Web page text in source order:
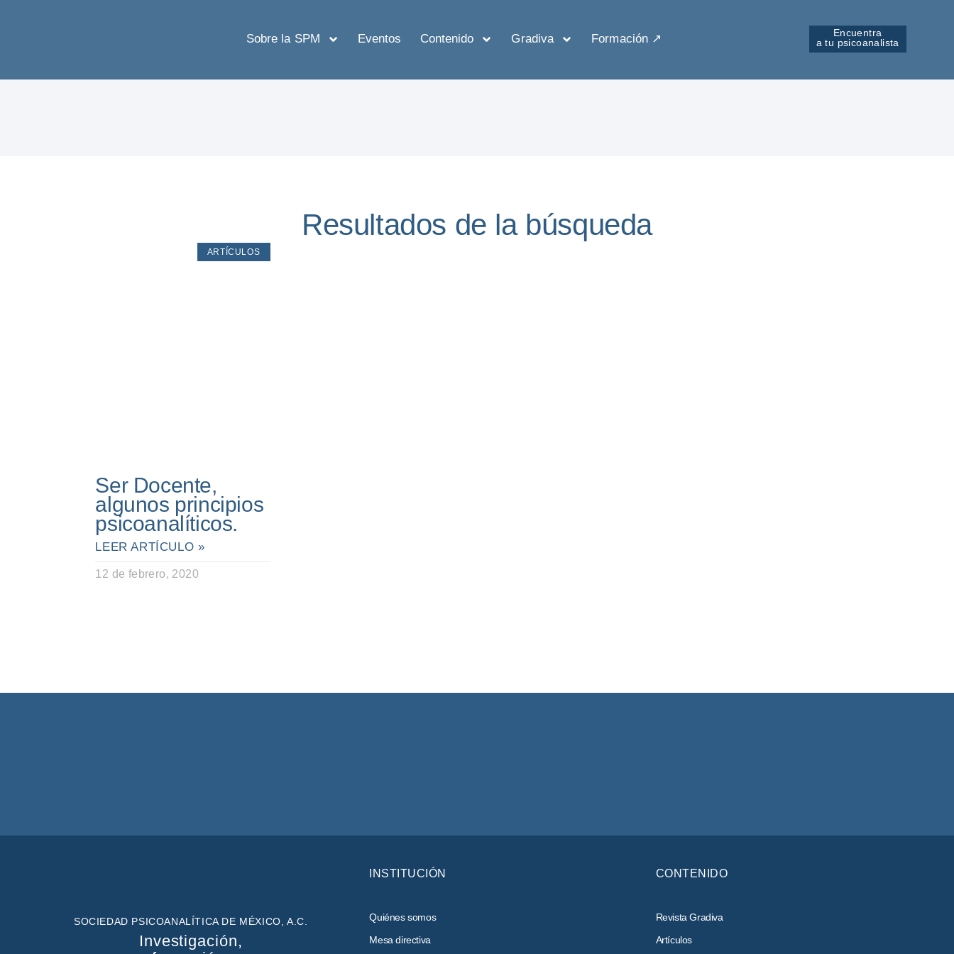
Sobre la SPM Eventos Contenido Gradiva Formación ↗︎
Encuentra
a tu psicoanalista
Resultados de la búsqueda
ARTÍCULOS
Ser Docente,
algunos principios
psicoanalíticos.
LEER ARTÍCULO »
12 de febrero, 2020
SOCIEDAD PSICOANALÍTICA DE MÉXICO, A.C.
Investigación,
INSTITUCIÓN
Quiénes somos
Mesa directiva
CONTENIDO
Revista Gradiva
Artículos